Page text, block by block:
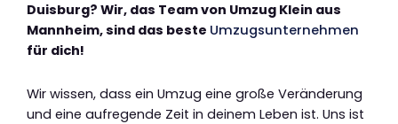
Duisburg? Wir, das Team von Umzug Klein aus
Mannheim, sind das beste Umzugsunternehmen
für dich!
Wir wissen, dass ein Umzug eine große Veränderung
und eine aufregende Zeit in deinem Leben ist. Uns ist